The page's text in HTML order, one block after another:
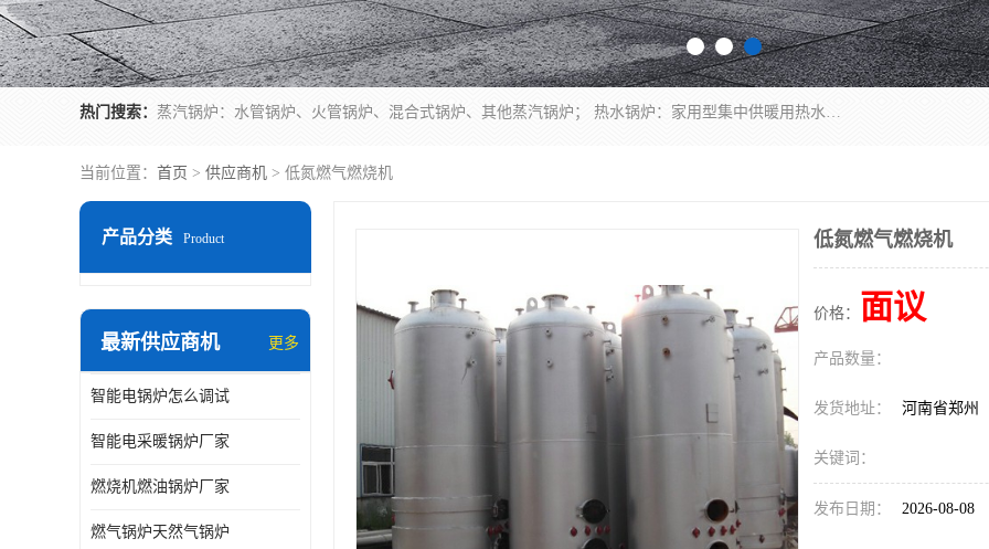
热门搜索： 蒸汽锅炉：水管锅炉、火管锅炉、混合式锅炉、其他蒸汽锅炉； 热水锅炉：家用型集中供暖用热水锅炉、其他热水锅炉； 有机热载体锅炉； 船用蒸汽锅炉； （锅炉用辅助设备及装置）蒸汽冷凝器：表面冷凝器、混合式冷凝器、空冷式冷凝器、其他蒸汽冷凝器； 锅炉用辅助设备：节热器、蒸汽收集器、蓄能器、烟垢清除器、气体回收器、泥渣刮除器、空气预热器、其他锅炉用辅助设备；
当前位置： 首页 > 供应商机 > 低氮燃气燃烧机
产品分类 Product
最新供应商机 更多
智能电锅炉怎么调试
智能电采暖锅炉厂家
燃烧机燃油锅炉厂家
燃气锅炉天然气锅炉
低氮燃气燃烧机
价格： 面议
产品数量：
发货地址： 河南省郑州
关键词：
发布日期： 2026-08-08